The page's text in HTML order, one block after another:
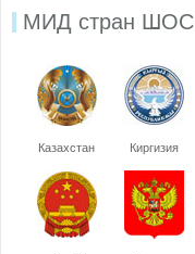
МИД стран ШОС
Казахстан Киргизия